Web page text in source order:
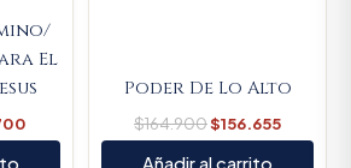
El
Poder De Lo Alto
$164.900$156.655
Añadir al carrito